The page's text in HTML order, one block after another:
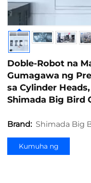
Doble-Robot na
Gumagawa ng
sa Cylinder
Shimada Big Bird
Brand: Shimada Big
Kumuha ng